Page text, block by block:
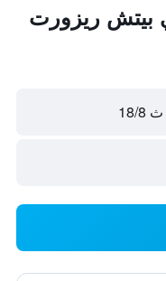
بيتش ريزورت
ث 18/8